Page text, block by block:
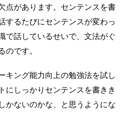
点があります。センテンスを書
するたびにセンテンスが変わっ
で話しているせいで、文法がぐ
のです。
キング能力向上の勉強法を試し
にしっかりセンテンスを書きき
かないのかな、と思うようにな